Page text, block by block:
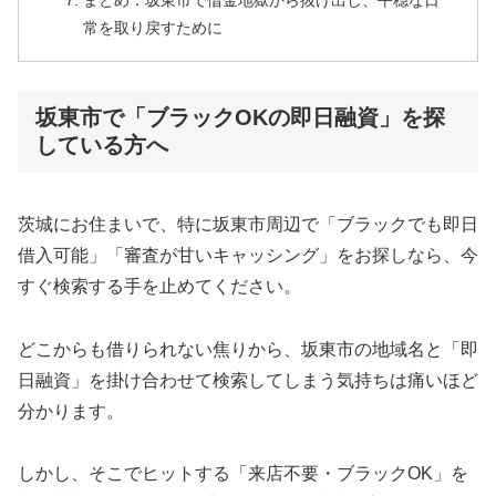
常を取り戻すために
坂東市で「ブラックOKの即日融資」を探
している方へ
茨城にお住まいで、特に坂東市周辺で「ブラックでも即日
借入可能」「審査が甘いキャッシング」をお探しなら、今
すぐ検索する手を止めてください。
どこからも借りられない焦りから、坂東市の地域名と「即
日融資」を掛け合わせて検索してしまう気持ちは痛いほど
分かります。
しかし、そこでヒットする「来店不要・ブラックOK」を